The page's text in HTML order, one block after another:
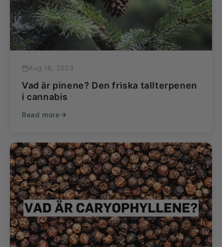
Aug 18, 2023
Vad är pinene? Den friska tallterpenen
i cannabis
Read more